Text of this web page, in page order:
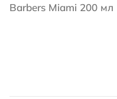
Barbers Miami 200 мл